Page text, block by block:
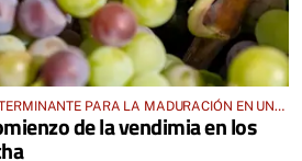
PARA LA MADURACIÓN EN UNA
de la vendimia en los